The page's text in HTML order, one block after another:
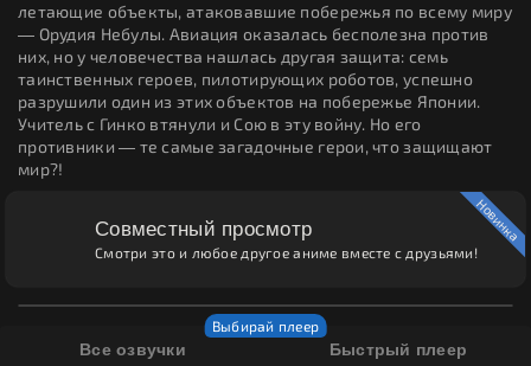
летающие объекты, атаковавшие побережья по всему миру
— Орудия Небулы. Авиация оказалась бесполезна против
них, но у человечества нашлась другая защита: семь
таинственных героев, пилотирующих роботов, успешно
разрушили один из этих объектов на побережье Японии.
Учитель с Гинко втянули и Сою в эту войну. Но его
противники — те самые загадочные герои, что защищают
мир?!
Совместный просмотр
Смотри это и любое другое аниме вместе с друзьями!
Новинка
Все озвучки Быстрый плеер